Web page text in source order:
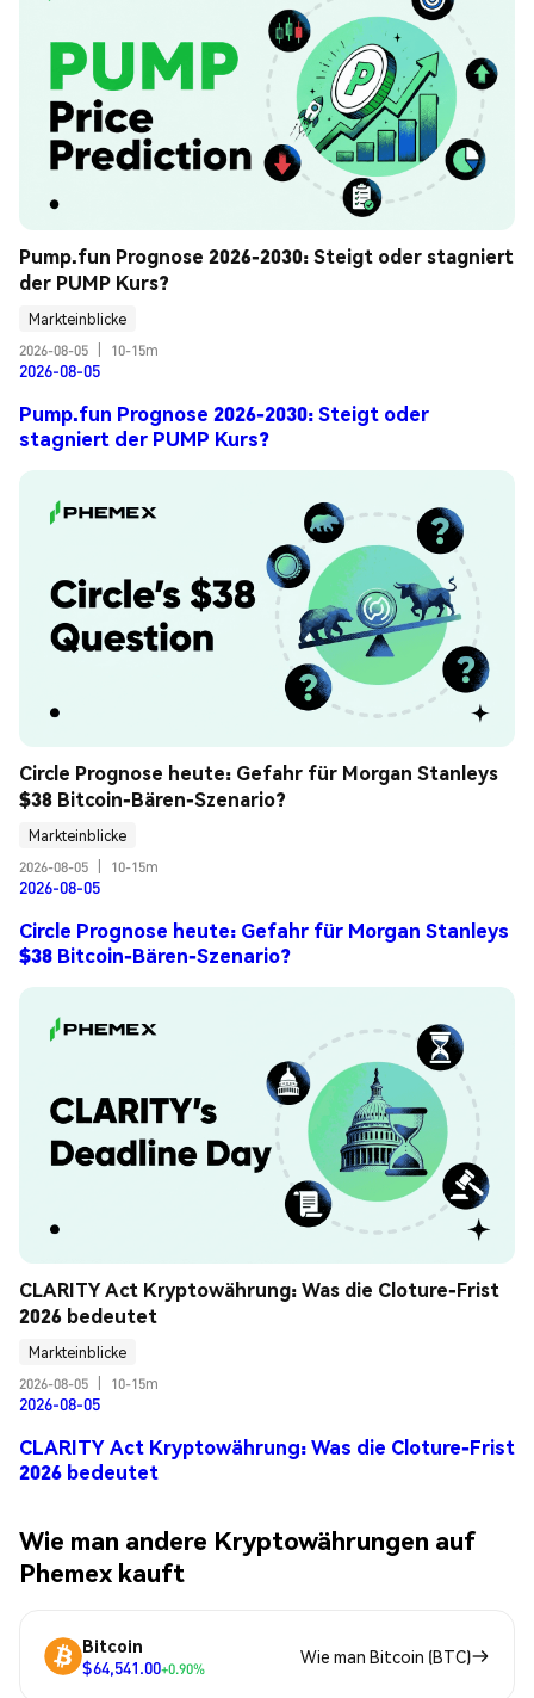
Pump.fun Prognose 2026-2030: Steigt oder stagniert
der PUMP Kurs?
Markteinblicke
2026-08-05
10-15m
2026-08-05
Pump.fun Prognose 2026-2030: Steigt oder
stagniert der PUMP Kurs?
Circle Prognose heute: Gefahr für Morgan Stanleys
$38 Bitcoin-Bären-Szenario?
Markteinblicke
2026-08-05
10-15m
2026-08-05
Circle Prognose heute: Gefahr für Morgan Stanleys
$38 Bitcoin-Bären-Szenario?
CLARITY Act Kryptowährung: Was die Cloture-Frist
2026 bedeutet
Markteinblicke
2026-08-05
10-15m
2026-08-05
CLARITY Act Kryptowährung: Was die Cloture-Frist
2026 bedeutet
Wie man andere Kryptowährungen auf
Phemex kauft
Bitcoin
$64,541.00+0.90%
Wie man Bitcoin (BTC)